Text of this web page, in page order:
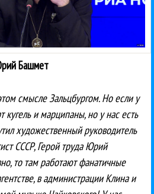
Башмет
смысле Зальцбургом. Но если у
и марципаны, но у нас есть
художественный руководитель
СССР, Герой труда Юрий
то там работают фанатичные
в администрации Клина и